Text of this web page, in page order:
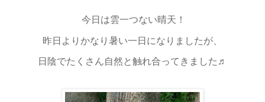
今日は雲一つない晴天！
昨日よりかなり暑い一日になりましたが、
日陰でたくさん自然と触れ合ってきました♬